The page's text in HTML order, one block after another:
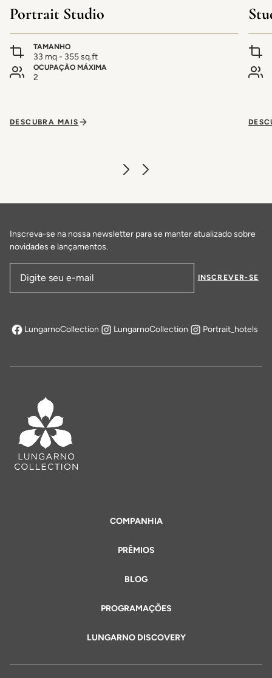
Portrait Studio
TAMANHO
33 mq - 355 sq.ft
OCUPAÇÃO MÁXIMA
2
DESCUBRA MAIS
COMPANHIA
PRÊMIOS
BLOG
PROGRAMAÇÕES
LUNGARNO DISCOVERY
Inscreva-se na nossa newsletter para se manter atualizado sobre
novidades e lançamentos.
Endereço de email
INSCREVER-SE
LungarnoCollection
abre em uma nova aba
LungarnoCollection Portrait_hotels